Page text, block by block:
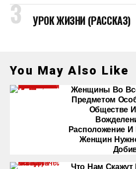
УРОК ЖИЗНИ (РАССКАЗ)
You May Also Like
Женщины Во
Предметом
Обществе
Расположение И
Женщин